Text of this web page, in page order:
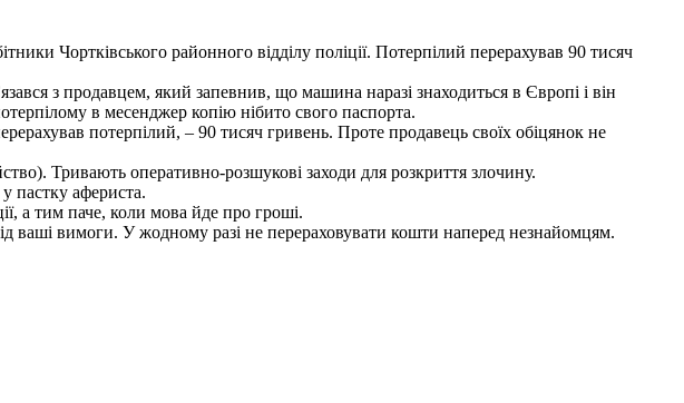
Чортківського районного відділу поліції. Потерпілий перерахував 90 тисяч
з продавцем, який запевнив, що машина наразі знаходиться в Європі і він
в месенджер копію нібито свого паспорта.
потерпілий, – 90 тисяч гривень. Проте продавець своїх обіцянок не
Тривають оперативно-розшукові заходи для розкриття злочину.
пастку афериста.
а тим паче, коли мова йде про гроші.
вимоги. У жодному разі не перераховувати кошти наперед незнайомцям.